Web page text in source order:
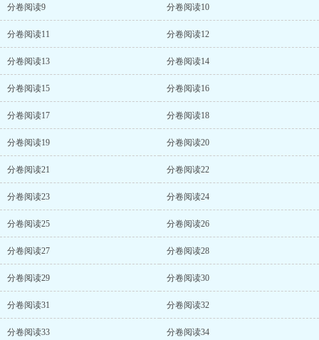
分卷阅读9 分卷阅读10
分卷阅读11 分卷阅读12
分卷阅读13 分卷阅读14
分卷阅读15 分卷阅读16
分卷阅读17 分卷阅读18
分卷阅读19 分卷阅读20
分卷阅读21 分卷阅读22
分卷阅读23 分卷阅读24
分卷阅读25 分卷阅读26
分卷阅读27 分卷阅读28
分卷阅读29 分卷阅读30
分卷阅读31 分卷阅读32
分卷阅读33 分卷阅读34